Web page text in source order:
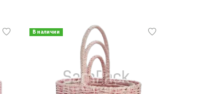
В наличии